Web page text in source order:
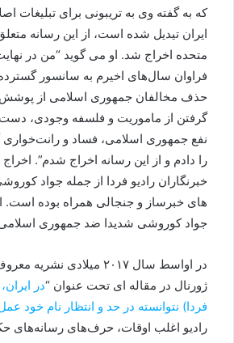
که به گفته وی به تریبونی برای تبلیغات
ایران تیدیل شده است، از این رسانه
متحده اخراج شد. او می گوید “من در
فراوان سال‌های اخیرم به سانسور
حذف مخالفان جمهوری اسلامی از
گرفتن از ماموریت‌ و فلسفه وجودی،
نفع جمهوری اسلامی، فساد و رانت‌خواری
را دادم و از این رسانه اخراج شدم”. اخراج
خبرنگاران رادیو فردا از جمله جواد
های خبرساز و جنجالی همراه بوده است.
جواد کوروشی شدیدا ضد جمهوری
در اواسط سال ٢٠١٧ میلادی
ژورنال در مقاله ای تحت عنوان “در
فردا) نتوانسته در حد و انتظار نام خود
رادیو اغلب اوقات، حرف‌های رسانه‌های